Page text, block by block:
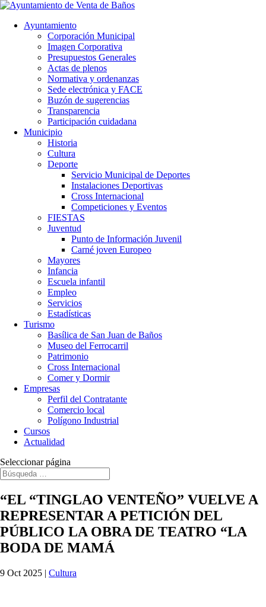
Ayuntamiento
Corporación Municipal
Imagen Corporativa
Presupuestos Generales
Actas de plenos
Normativa y ordenanzas
Sede electrónica y FACE
Buzón de sugerencias
Transparencia
Participación cuidadana
Municipio
Historia
Cultura
Deporte
Servicio Municipal de Deportes
Instalaciones Deportivas
Cross Internacional
Competiciones y Eventos
FIESTAS
Juventud
Punto de Información Juvenil
Carné joven Europeo
Mayores
Infancia
Escuela infantil
Empleo
Servicios
Estadísticas
Turismo
Basílica de San Juan de Baños
Museo del Ferrocarril
Patrimonio
Cross Internacional
Comer y Dormir
Empresas
Perfil del Contratante
Comercio local
Polígono Industrial
Cursos
Actualidad
Seleccionar página
“EL “TINGLAO VENTEÑO” VUELVE A
REPRESENTAR A PETICIÓN DEL
PÚBLICO LA OBRA DE TEATRO “LA
BODA DE MAMÁ
9 Oct 2025 | Cultura